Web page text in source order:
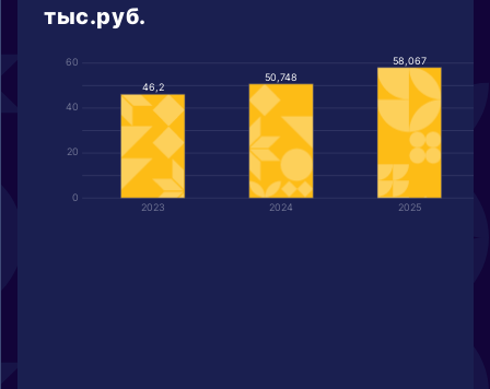
тыс.руб.
0
20
40
60
2023 2024 2025
46,2
50,748
58,067